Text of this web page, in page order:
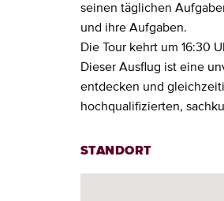
seinen täglichen
und ihre Aufgaben.
Die Tour kehrt um 16:30
Dieser Ausflug ist eine
entdecken und
hochqualifizierten,
STANDORT